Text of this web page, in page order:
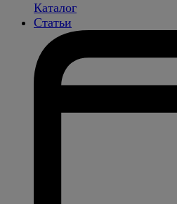
Каталог
Статьи